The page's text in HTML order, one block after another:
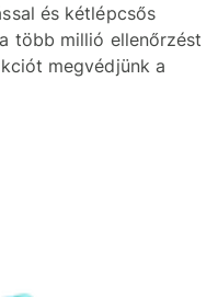
és kétlépcsős
több millió ellenőrzést
megvédjünk a